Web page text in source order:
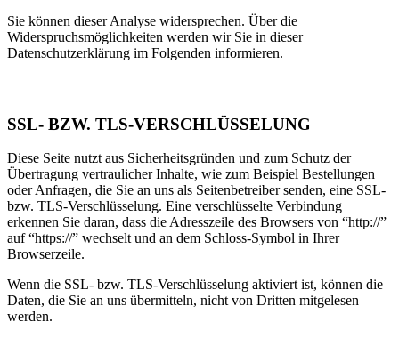
Sie können dieser Analyse widersprechen. Über die
Widerspruchsmöglichkeiten werden wir Sie in dieser
Datenschutzerklärung im Folgenden informieren.
SSL- BZW. TLS-VERSCHLÜSSELUNG
Diese Seite nutzt aus Sicherheitsgründen und zum Schutz der
Übertragung vertraulicher Inhalte, wie zum Beispiel Bestellungen
oder Anfragen, die Sie an uns als Seitenbetreiber senden, eine SSL-
bzw. TLS-Verschlüsselung. Eine verschlüsselte Verbindung
erkennen Sie daran, dass die Adresszeile des Browsers von “http://”
auf “https://” wechselt und an dem Schloss-Symbol in Ihrer
Browserzeile.
Wenn die SSL- bzw. TLS-Verschlüsselung aktiviert ist, können die
Daten, die Sie an uns übermitteln, nicht von Dritten mitgelesen
werden.